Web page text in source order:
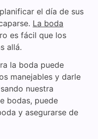
el día de sus
La boda
es fácil que los
allá.
la boda puede
manejables y darle
nuestra
bodas, puede
y asegurarse de